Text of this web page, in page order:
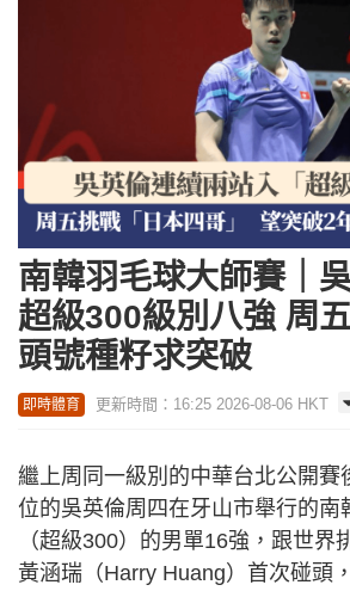
南韓羽毛球大師賽｜
超級300級別八強 周
頭號種籽求突破
即時體育 更新時間：16:25 2026-08-06 HKT
繼上周同一級別的中華台北公開賽
位的吳英倫周四在牙山市舉行的南
（超級300）的男單16強，跟世界
黃涵瑞（Harry Huang）首次碰頭